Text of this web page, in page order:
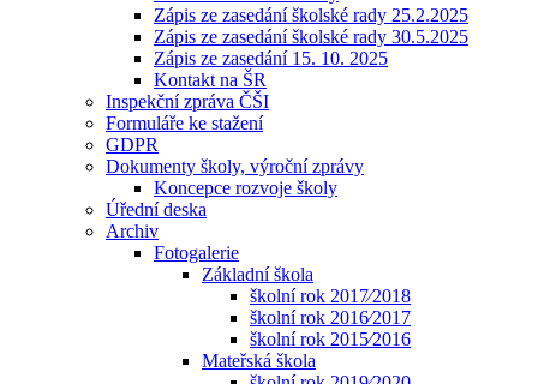
Zápis ze zasedání školské rady 25.2.2025
Zápis ze zasedání školské rady 30.5.2025
Zápis ze zasedání 15. 10. 2025
Kontakt na ŠR
Inspekční zpráva ČŠI
Formuláře ke stažení
GDPR
Dokumenty školy, výroční zprávy
Koncepce rozvoje školy
Úřední deska
Archiv
Fotogalerie
Základní škola
školní rok 2017⁄2018
školní rok 2016⁄2017
školní rok 2015⁄2016
Mateřská škola